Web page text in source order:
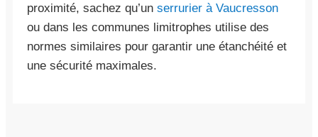
proximité, sachez qu’un serrurier à Vaucresson
ou dans les communes limitrophes utilise des
normes similaires pour garantir une étanchéité et
une sécurité maximales.